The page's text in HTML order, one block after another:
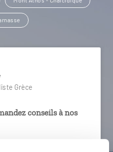
Grèce
conseils à nos